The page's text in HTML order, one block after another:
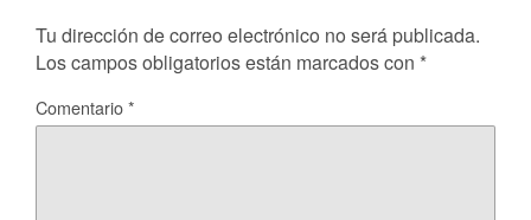
Tu dirección de correo electrónico no será publicada.
Los campos obligatorios están marcados con *
Comentario*